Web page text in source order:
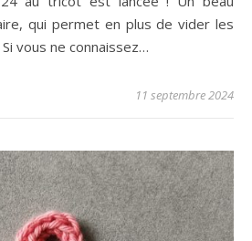
qui permet en plus de vider les
vous ne connaissez…
11 septembre 2024